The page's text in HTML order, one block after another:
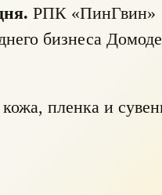
РПК «ПинГвин»
бизнеса
пленка и